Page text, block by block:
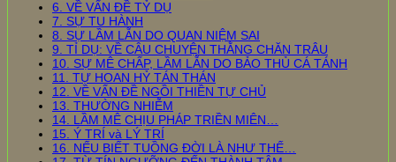
6. VỀ VẤN ĐỀ TỶ DỤ
7. SỰ TU HÀNH
8. SỰ LẦM LẪN DO QUAN NIỆM SAI
9. TỈ DỤ: VỀ CÂU CHUYỆN THẰNG CHĂN TRÂU
10. SỰ MÊ CHẤP, LẦM LẪN DO BẢO THỦ CÁ TÁNH
11. TỰ HOAN HỶ TÁN THÁN
12. VỀ VẤN ĐỀ NGỒI THIỀN TỰ CHỦ
13. THƯỜNG NHIỄM
14. LẦM MÊ CHỊU PHÁP TRIỀN MIÊN…
15. Ý TRÍ và LÝ TRÍ
16. NẾU BIẾT TUỒNG ĐỜI LÀ NHƯ THẾ…